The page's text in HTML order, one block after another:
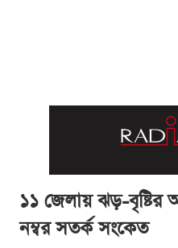
১১ জেলায় ঝড়-বৃষ্টির
নম্বর সতর্ক সংকেত